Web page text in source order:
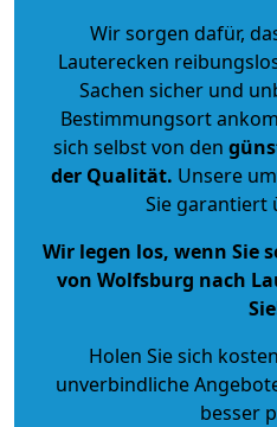
Wir sorgen dafür,
Lauterecken
Sachen sicher und
Bestimmungsort
sich selbst von den
der Qualität. Unsere
Sie garantiert
Wir legen los, wenn Sie
von Wolfsburg nach
Holen Sie sich
unverbindliche
besser